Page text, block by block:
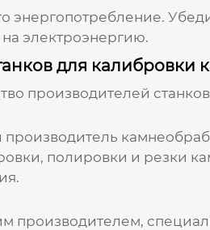
энергопотребление.
на электроэнергию.
для калибровки
производителей
производитель
полировки и резки
производителем,